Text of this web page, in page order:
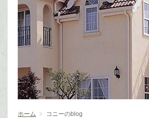
ホーム コニーのblog